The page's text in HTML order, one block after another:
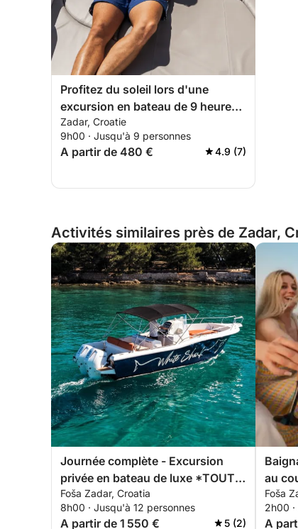
Profitez du soleil lors d'une
excursion en bateau de 9 heures
à Zadar
Zadar, Croatie
9h00 · Jusqu'à 9 personnes
A partir de 480 € 4.9 (7)
Activités similaires près de Zadar,
Journée complète - Excursion
privée en bateau de luxe *TOUT
INCLUS*
Foša Zadar, Croatia
8h00 · Jusqu'à 12 personnes
A partir de 1 550 € 5 (2)
au
de
Foša
2h00
A